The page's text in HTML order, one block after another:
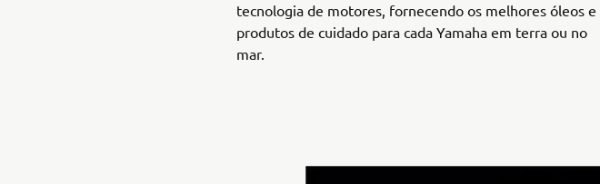
tecnologia de motores, fornecendo os melhores óleos e
produtos de cuidado para cada Yamaha em terra ou no
mar.